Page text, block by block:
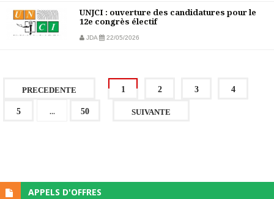
UNJCI : ouverture des candidatures pour le
12e congrès électif
JDA 22/05/2026
PRECEDENTE 1 2 3 4
5 ... 50 SUIVANTE
APPELS D'OFFRES